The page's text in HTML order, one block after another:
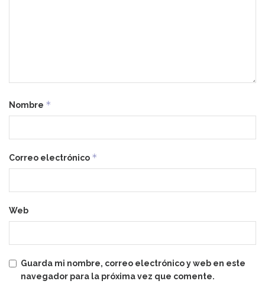
Nombre *
Correo electrónico *
Web
Guarda mi nombre, correo electrónico y web en este
navegador para la próxima vez que comente.